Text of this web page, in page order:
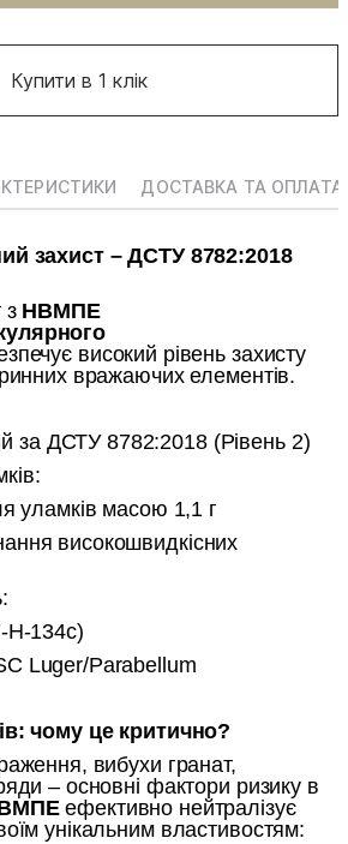
Купити в 1 клік
ДОСТАВКА ТА ОПЛАТА
захист – ДСТУ 8782:2018
з НВМПЕ
високий рівень захисту
вражаючих елементів.
за ДСТУ 8782:2018 (Рівень 2)
уламків масою 1,1 г
високошвидкісних
Н-134с)
Luger/Parabellum
чому це критично?
вибухи гранат,
– основні фактори ризику в
ефективно нейтралізує
унікальним властивостям: